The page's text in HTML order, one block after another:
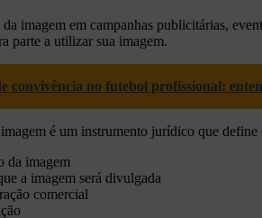
imagem em campanhas publicitárias,
parte a utilizar sua imagem.
convivência no futebol profissional:
é um instrumento jurídico que
da imagem
a imagem será divulgada
comercial